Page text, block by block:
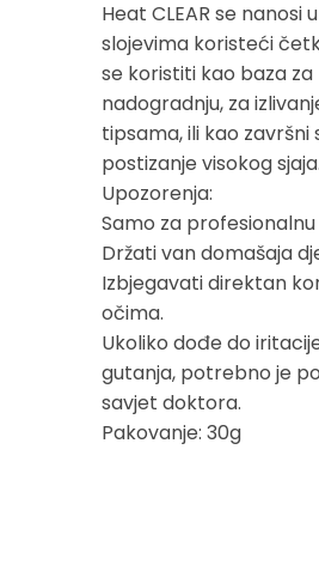
Heat CLEAR se nanosi
slojevima koristeći
se koristiti kao baza za
nadogradnju, za
tipsama, ili kao završni
postizanje visokog sjaja.
Upozorenja:
Samo za
Držati van domašaja
Izbjegavati direktan
očima.
Ukoliko dođe do
gutanja, potrebno je
savjet doktora.​
​Pakovanje: 30g